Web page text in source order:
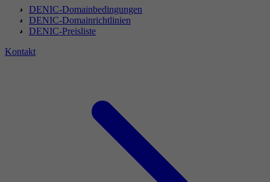
DENIC-Domainbedingungen
DENIC-Domainrichtlinien
DENIC-Preisliste
Kontakt